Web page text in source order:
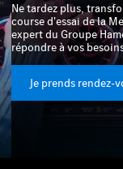
Ne tardez plus,
course d'essai de la
expert du Groupe
répondre à vos
Je prends rendez-